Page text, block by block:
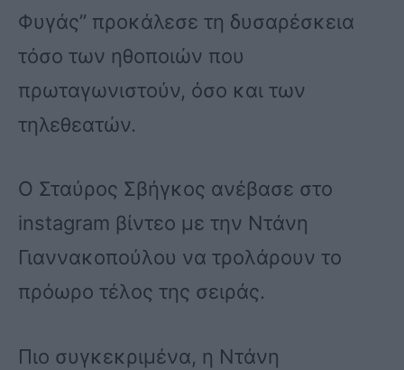
Φυγάς” προκάλεσε τη δυσαρέσκεια
τόσο των ηθοποιών που
πρωταγωνιστούν, όσο και των
τηλεθεατών.
Ο Σταύρος Σβήγκος ανέβασε στο
instagram βίντεο με την Ντάνη
Γιαννακοπούλου να τρολάρουν το
πρόωρο τέλος της σειράς.
Πιο συγκεκριμένα, η Ντάνη